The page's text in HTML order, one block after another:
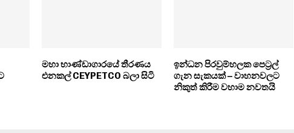
මහා භාණ්ඩාගාරයේ තීරණය
එනකල් CEYPETCO බලා සිටි
ඉන්ධන පිරවුම්හලක පෙට්‍රල්
ගැන සැකයක් – වාහනවලට
නිකුත් කිරීම වහාම නවතයි